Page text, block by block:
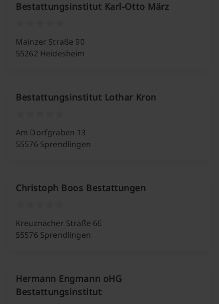
Bestattungsinstitut Karl-Otto März
Mainzer Straße 90
55262 Heidesheim
Bestattungsinstitut Lothar Kron
Am Dorfgraben 13
55576 Sprendlingen
Christoph Boos Bestattungen
Kreuznacher Straße 66
55576 Sprendlingen
Hermann Engmann oHG
Bestattungsinstitut